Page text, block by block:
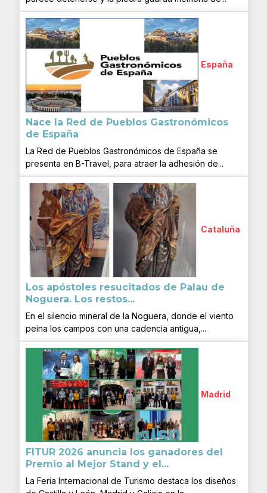
España
Nace la Red de Pueblos Gastronómicos
de España
La Red de Pueblos Gastronómicos de España se
presenta en B-Travel, para atraer la adhesión de...
Cataluña
Los apóstoles resucitados de Palau de
Noguera. Los restos...
En el silencio mineral de la Noguera, donde el viento
peina los campos con una cadencia antigua,...
Madrid
FITUR 2026 anuncia los ganadores del
Premio al Mejor Stand y el...
La Feria Internacional de Turismo destaca los diseños